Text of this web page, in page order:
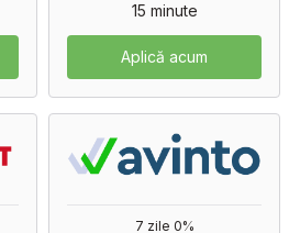
15 minute
Aplică acum
7 zile 0%